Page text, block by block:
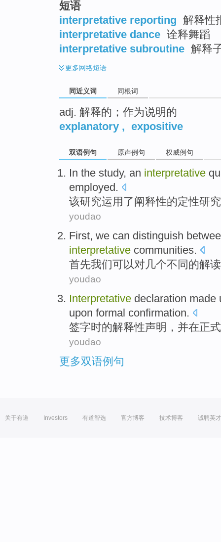
短语
interpretative reporting 解释性
interpretative dance 诠释舞蹈
interpretative subroutine 解释
更多网络短语
同近义词 同根词
adj. 解释的；作为说明的
explanatory , expositive
双语例句 原声例句 权威例句
In the study, an interpretative
employed .
该研究运用 了阐释性的定性研究
youdao
First, we can distinguish
interpretative communities.
首先我们可以对几个不同 的解读
youdao
Interpretative declaration made
upon formal confirmation.
签字时的解释性声明 ， 并在正式
youdao
更多双语例句
关于有道 Investors 有道智选 官方博客 技术博客 诚聘英才